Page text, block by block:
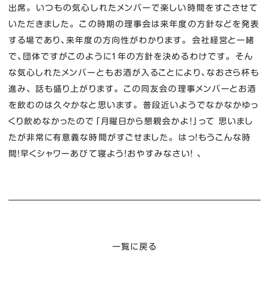
出席。 いつもの気心しれたメンバーで楽しい時間をすごさせて
いただきました。 この時期の理事会は来年度の方針などを発表
する場であり、来年度の方向性がわかります。 会社経営と一緒
で、団体ですがこのように１年の方針を決めるわけです。 そん
な気心しれたメンバーともお酒が入ることにより、なおさら杯も
進み、 話も盛り上がります。 この同友会の理事メンバーとお酒
を飲むのは久々かなと思います。 普段近いようでなかなかゆっ
くり飲めなかったので「月曜日から懇親会かよ！」って 思いまし
たが非常に有意義な時間がすごせました。 はっ！もうこんな時
間！早くシャワーあびて寝よう！おやすみなさい！ 、
一覧に戻る